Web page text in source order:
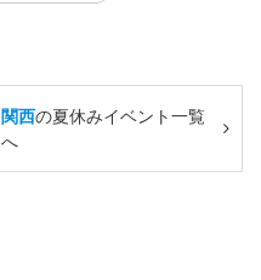
関西の夏休みイベント一覧
へ